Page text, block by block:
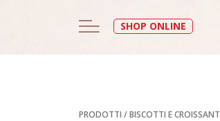
SHOP ONLINE
PRODOTTI /BISCOTTI E CROISSANT